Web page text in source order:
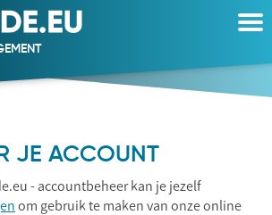
JE ACCOUNT
- accountbeheer kan je jezelf
om gebruik te maken van onze online